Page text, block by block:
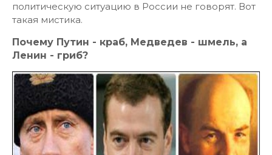
политическую ситуацию в России не говорят. Вот
такая мистика.
Почему Путин - краб, Медведев - шмель, а
Ленин - гриб?